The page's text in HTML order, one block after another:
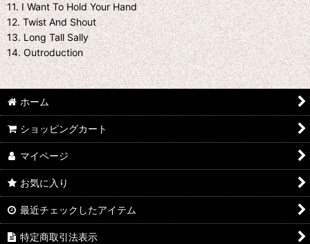
11. I Want To Hold Your Hand
12. Twist And Shout
13. Long Tall Sally
14. Outroduction
ホーム
ショッピングカート
マイページ
お気に入り
最近チェックしたアイテム
特定商取引法表示